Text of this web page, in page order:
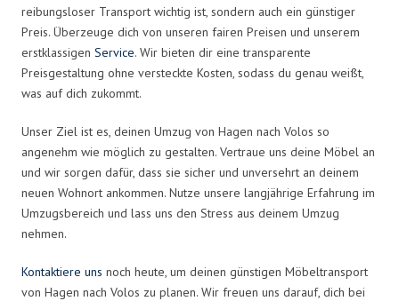
reibungsloser Transport wichtig ist, sondern auch ein günstiger
Preis. Überzeuge dich von unseren fairen Preisen und unserem
erstklassigen Service. Wir bieten dir eine transparente
Preisgestaltung ohne versteckte Kosten, sodass du genau weißt,
was auf dich zukommt.
Unser Ziel ist es, deinen Umzug von Hagen nach Volos so
angenehm wie möglich zu gestalten. Vertraue uns deine Möbel an
und wir sorgen dafür, dass sie sicher und unversehrt an deinem
neuen Wohnort ankommen. Nutze unsere langjährige Erfahrung im
Umzugsbereich und lass uns den Stress aus deinem Umzug
nehmen.
Kontaktiere uns noch heute, um deinen günstigen Möbeltransport
von Hagen nach Volos zu planen. Wir freuen uns darauf, dich bei